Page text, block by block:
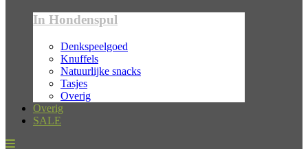
In Hondenspul
Denkspeelgoed
Knuffels
Natuurlijke snacks
Tasjes
Overig
Overig
SALE